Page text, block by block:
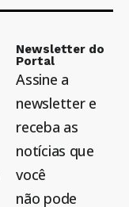
Newsletter do
Portal
Assine a
newsletter e
receba as
notícias que
você
não pode